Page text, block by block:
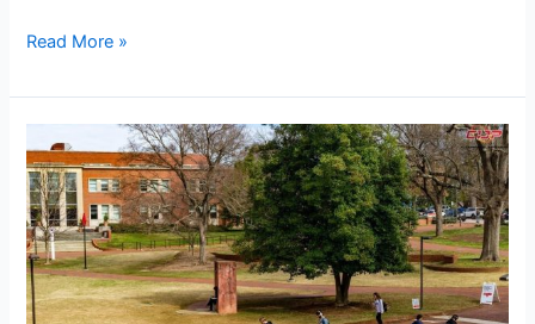
Read More »
Menyederhanakan
Sistem
Keamanan
Kampus
dengan
Kontrol
Akses